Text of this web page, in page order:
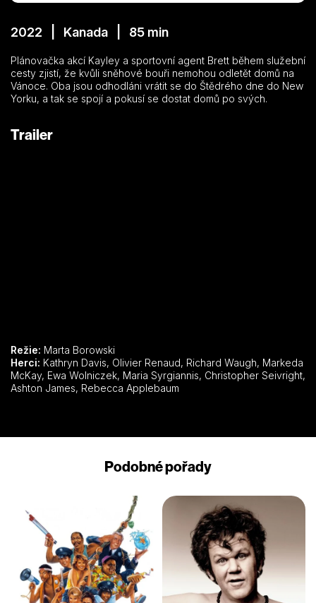
2022 | Kanada | 85 min
Plánovačka akcí Kayley a sportovní agent Brett během služební
cesty zjistí, že kvůli sněhové bouři nemohou odletět domů na
Vánoce. Oba jsou odhodláni vrátit se do Štědrého dne do New
Yorku, a tak se spojí a pokusí se dostat domů po svých.
Trailer
Režie: Marta Borowski
Herci:
McKay, Ewa Wolniczek, Maria Syrgiannis, Christopher Seivright,
Ashton James, Rebecca Applebaum
Podobné pořady